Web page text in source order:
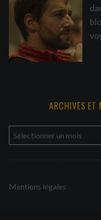
ARCHIVES ET
r
c
iMentions légales